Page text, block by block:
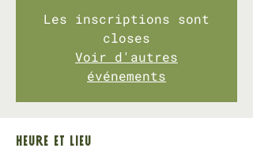
Les inscriptions sont
closes
Voir d'autres
événements
Heure et lieu